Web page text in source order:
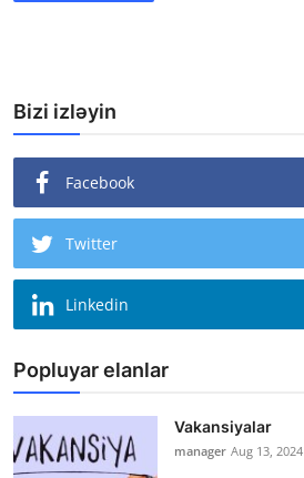
Bizi izləyin
Facebook
Twitter
Linkedin
Popluyar elanlar
Vakansiyalar
manager Aug 13, 2024